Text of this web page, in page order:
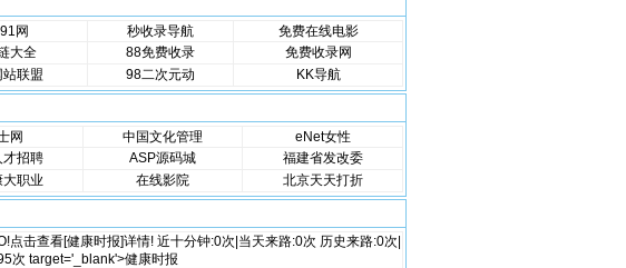
网 秒收录导航
免费在线电影
大全 88免费收录
免费收录网
联盟 98二次元动 KK导航
网 中国文化管理
eNet女性
才招聘 ASP源码城
福建省发改委
大职业 在线影院 北京天天打折
击查看[健康时报]详情! 近十分钟:0次|当天来路:0次 历史来路:0次|
次 target='_blank'>健康时报